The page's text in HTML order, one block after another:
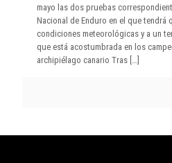
mayo las dos pruebas
Nacional de Enduro en el que tendrá
condiciones meteorológicas y a un
que está acostumbrada en los
archipiélago canario Tras